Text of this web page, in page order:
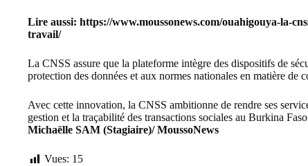
Lire aussi: https://www.moussonews.com/ouahigouya-la-
travail/
La CNSS assure que la plateforme intègre des dispositifs de
protection des données et aux normes nationales en matière de
Avec cette innovation, la CNSS ambitionne de rendre ses
gestion et la traçabilité des transactions sociales au Burkina
Michaëlle SAM (Stagiaire)/ MoussoNews
Vues: 15